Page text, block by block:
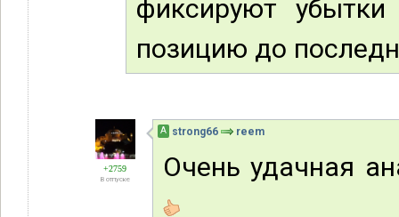
фиксируют
позицию до
+2759
В отпуске
А strong66 reem
Очень удачная